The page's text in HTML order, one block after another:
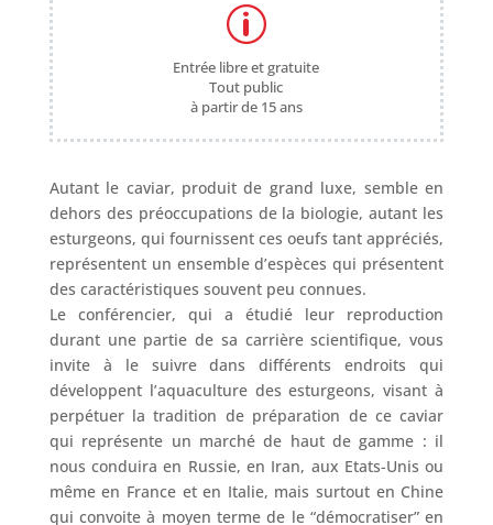
p
Entrée libre et gratuite
Tout public
à partir de 15 ans
Autant le caviar, produit de grand luxe, semble en
dehors des préoccupations de la biologie, autant les
esturgeons, qui fournissent ces oeufs tant appréciés,
représentent un ensemble d’espèces qui présentent
des caractéristiques souvent peu connues.
Le conférencier, qui a étudié leur reproduction
durant une partie de sa carrière scientifique, vous
invite à le suivre dans différents endroits qui
développent l’aquaculture des esturgeons, visant à
perpétuer la tradition de préparation de ce caviar
qui représente un marché de haut de gamme : il
nous conduira en Russie, en Iran, aux Etats-Unis ou
même en France et en Italie, mais surtout en Chine
qui convoite à moyen terme de le “démocratiser” en